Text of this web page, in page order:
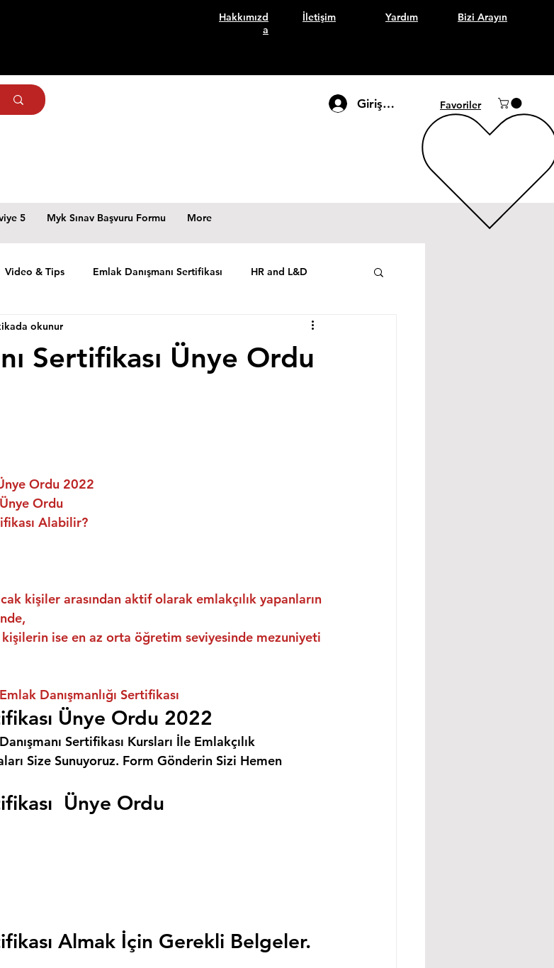
Hakkımızd
a
İletişim Yardım Bizi Arayın
Giriş Yap Favoriler
5 Myk Sınav Başvuru Formu More
Video & Tips Emlak Danışmanı Sertifikası HR and L&D
Sertifikası Ünye Ordu
okunur
Ordu 2022
Ordu
Alabilir?
kişiler arasından aktif olarak emlakçılık yapanların
kişilerin ise en az orta öğretim seviyesinde mezuniyeti
Danışmanlığı Sertifikası
Ünye Ordu 2022
Sertifikası Kursları İle Emlakçılık
Size Sunuyoruz. Form Gönderin Sizi Hemen
Ünye Ordu
Almak İçin Gerekli Belgeler.